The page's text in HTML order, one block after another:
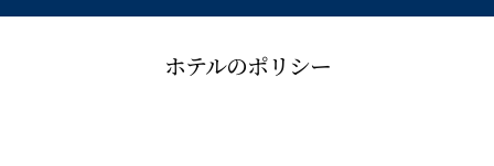
ホテルのポリシー